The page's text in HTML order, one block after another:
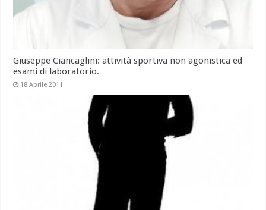
Giuseppe Ciancaglini: attività sportiva non agonistica ed
esami di laboratorio.
18 Aprile 2011